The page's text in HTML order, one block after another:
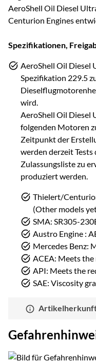
AeroShell Oil Diesel
Centurion Engines
Spezifikationen,
AeroShell Oil Diesel
Spezifikation 229.5
wird.
AeroShell Oil Diesel
folgenden Motoren
Zeitpunkt der
werden derzeit
Zulassungsliste zu
produziert werden.
Thielert/
(Other models
SMA: SR305-
Austro Engine :
Mercedes Benz:
ACEA: Meets
API: Meets the
SAE: Viscosity